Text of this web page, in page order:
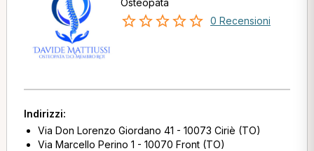
Osteopata
0 Recensioni
Indirizzi:
Via Don Lorenzo Giordano 41 - 10073 Ciriè (TO)
Via Marcello Perino 1 - 10070 Front (TO)